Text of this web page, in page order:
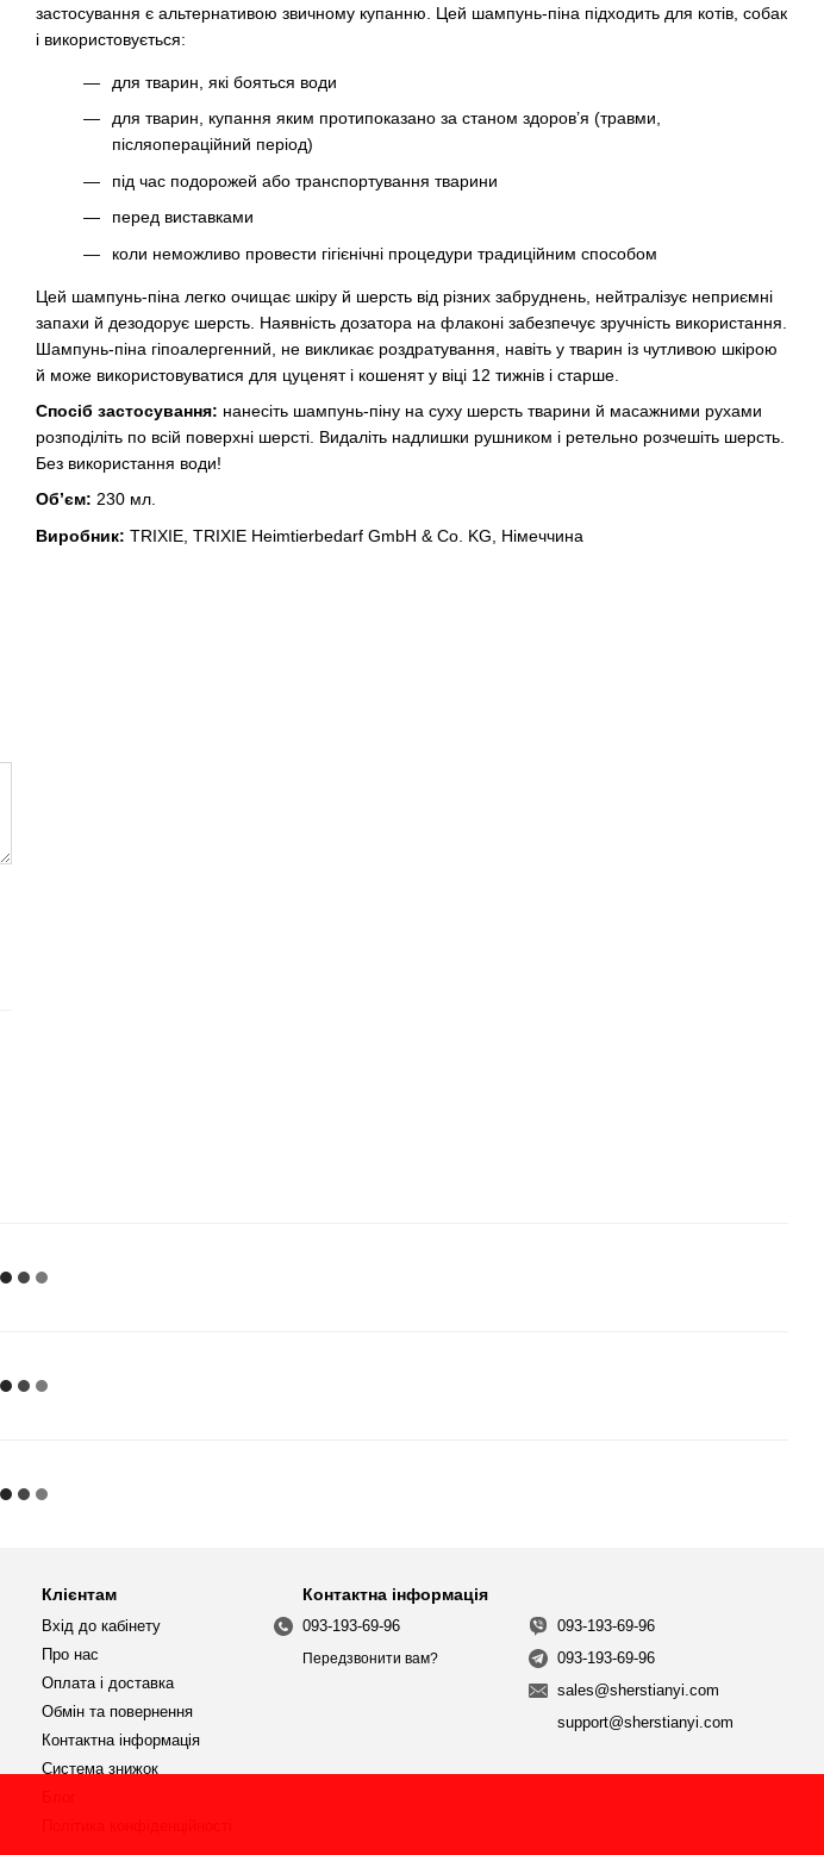
застосування є альтернативою звичному купанню. Цей шампунь-піна підходить для котів, собак
і використовується:
для тварин, які бояться води
для тварин, купання яким протипоказано за станом здоров’я (травми,
післяопераційний період)
під час подорожей або транспортування тварини
перед виставками
коли неможливо провести гігієнічні процедури традиційним способом
Цей шампунь-піна легко очищає шкіру й шерсть від різних забруднень, нейтралізує неприємні
запахи й дезодорує шерсть. Наявність дозатора на флаконі забезпечує зручність використання.
Шампунь-піна гіпоалергенний, не викликає роздратування, навіть у тварин із чутливою шкірою
й може використовуватися для цуценят і кошенят у віці 12 тижнів і старше.
Спосіб застосування: нанесіть шампунь-піну на суху шерсть тварини й масажними рухами
розподіліть по всій поверхні шерсті. Видаліть надлишки рушником і ретельно розчешіть шерсть.
Без використання води!
Об’єм: 230 мл.
Виробник: TRIXIE, TRIXIE Heimtierbedarf GmbH & Co. KG, Німеччина
Клієнтам
Вхід до кабінету
Про нас
Оплата і доставка
Обмін та повернення
Контактна інформація
Система знижок
Контактна інформація
093-193-69-96
Передзвонити вам?
093-193-69-96
093-193-69-96
sales@sherstianyi.com
support@sherstianyi.com